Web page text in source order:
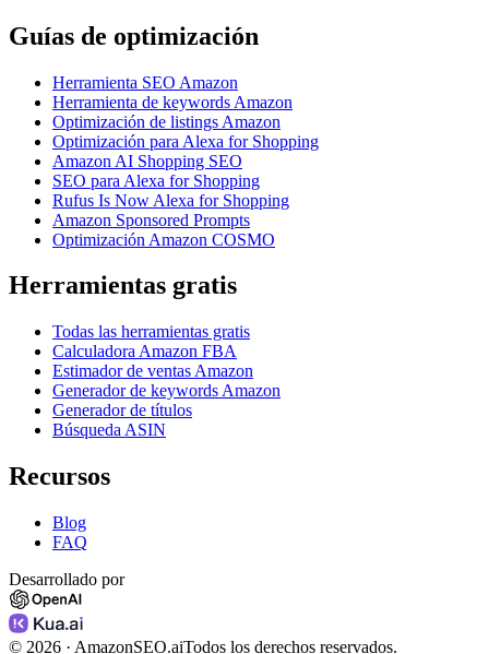
Guías de optimización
Herramienta SEO Amazon
Herramienta de keywords Amazon
Optimización de listings Amazon
Optimización para Alexa for Shopping
Amazon AI Shopping SEO
SEO para Alexa for Shopping
Rufus Is Now Alexa for Shopping
Amazon Sponsored Prompts
Optimización Amazon COSMO
Herramientas gratis
Todas las herramientas gratis
Calculadora Amazon FBA
Estimador de ventas Amazon
Generador de keywords Amazon
Generador de títulos
Búsqueda ASIN
Recursos
Blog
FAQ
Desarrollado por
© 2026 · AmazonSEO.aiTodos los derechos reservados.